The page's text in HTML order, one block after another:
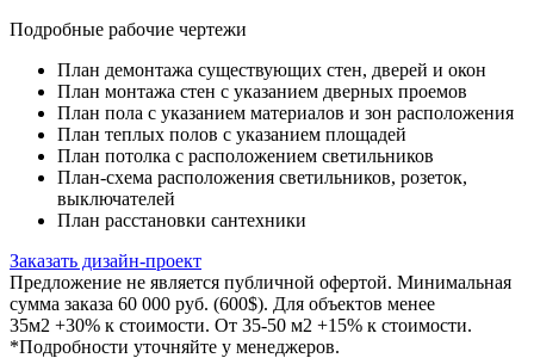
Подробные рабочие чертежи
План демонтажа существующих стен, дверей и окон
План монтажа стен с указанием дверных проемов
План пола с указанием материалов и зон расположения
План теплых полов с указанием площадей
План потолка с расположением светильников
План-схема расположения светильников, розеток,
выключателей
План расстановки сантехники
Заказать дизайн-проект
Предложение не является публичной офертой. Минимальная
сумма заказа 60 000 руб. (600$). Для объектов менее
35м2 +30% к стоимости. От 35-50 м2 +15% к стоимости.
*Подробности уточняйте у менеджеров.